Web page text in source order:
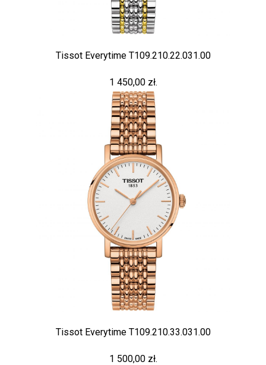
Tissot Everytime T109.210.22.031.00
1 450,00 zł.
Tissot Everytime T109.210.33.031.00
1 500,00 zł.